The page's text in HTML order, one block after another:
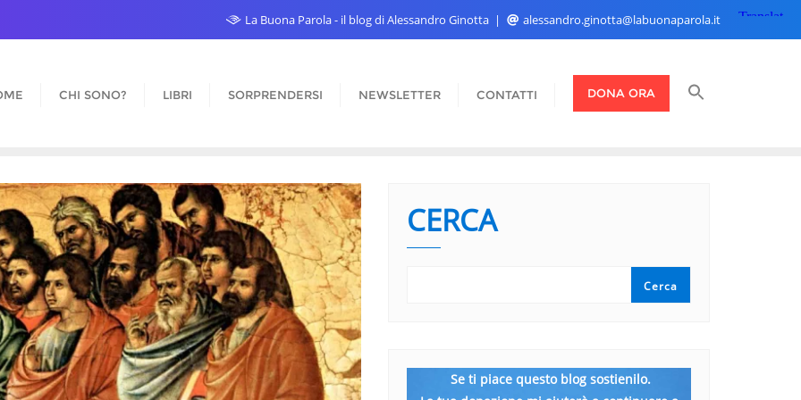
La Buona Parola - il blog di Alessandro Ginotta alessandro.ginotta@labuonaparola.it
CHI SONO? LIBRI SORPRENDERSI NEWSLETTER CONTATTI DONA ORA
CERCA
Cerca
Se ti piace questo blog sostienilo.